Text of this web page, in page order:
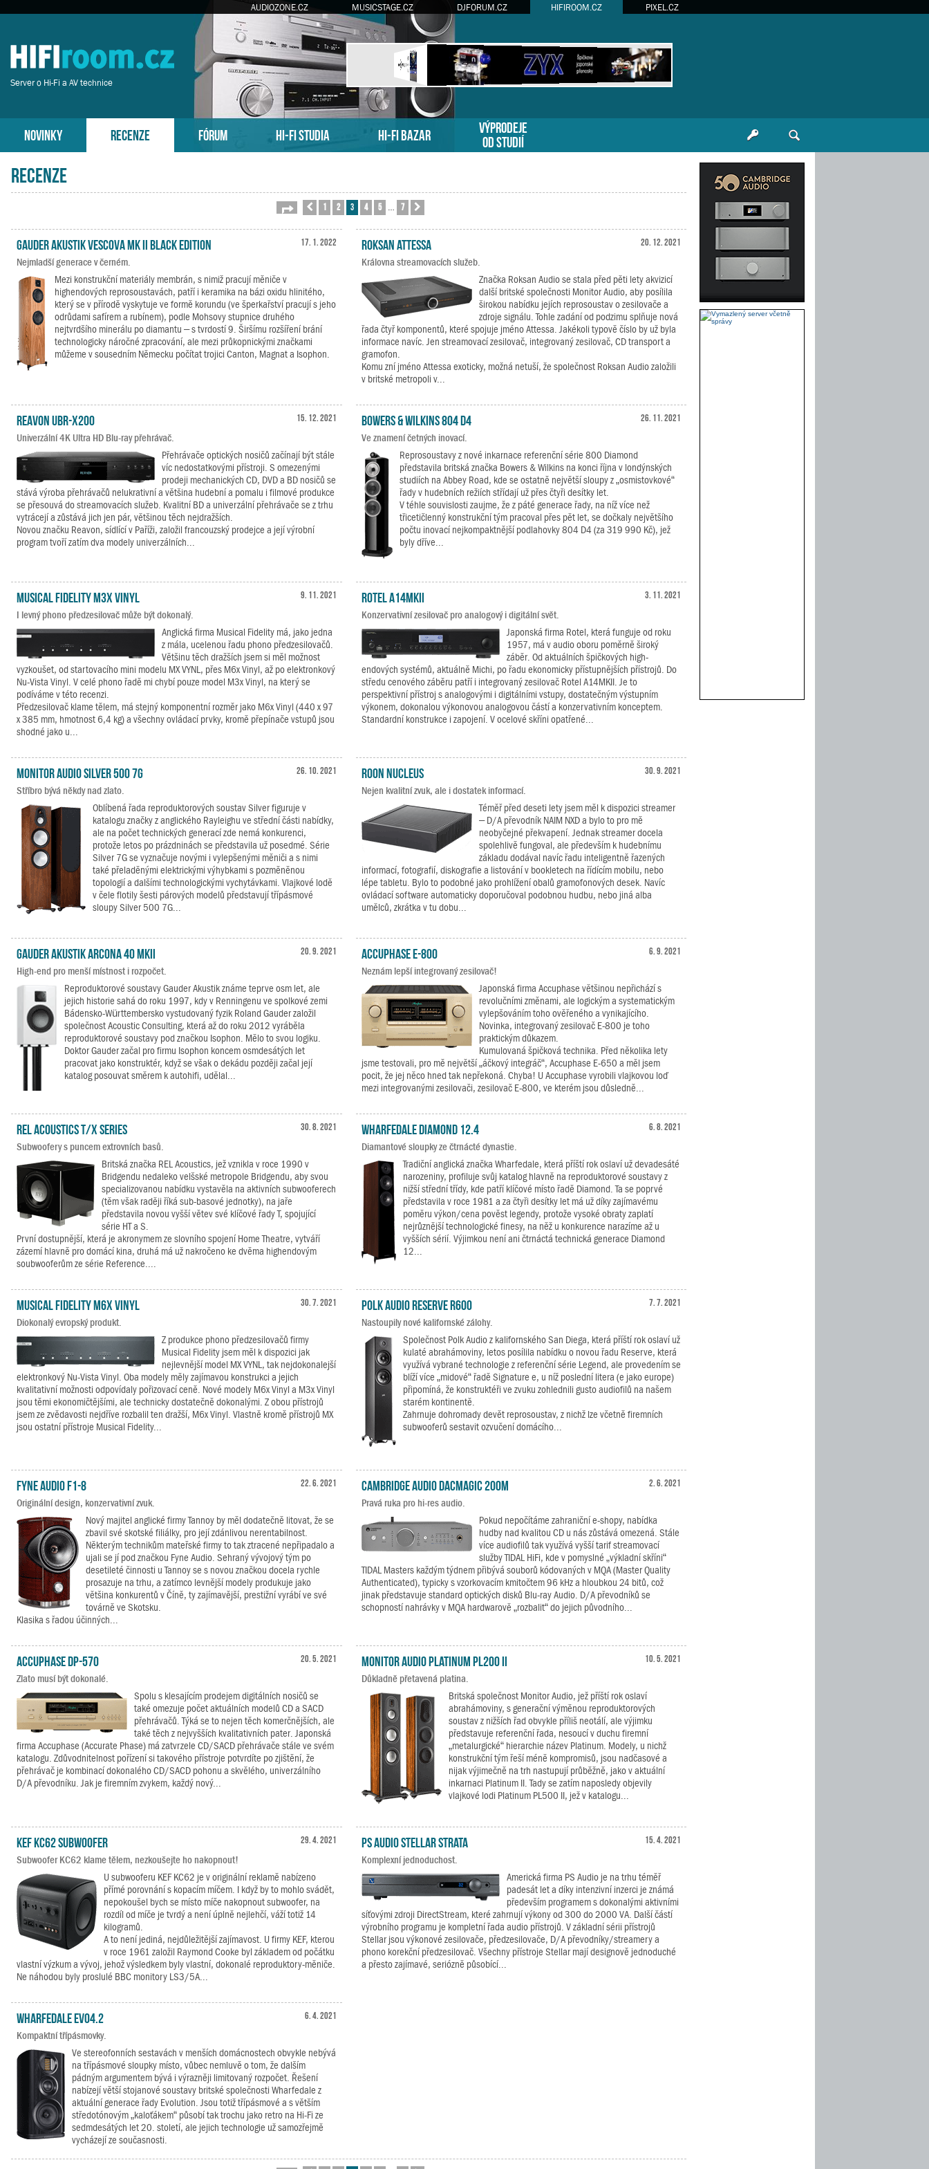
AUDIOZONE.CZ MUSICSTAGE.CZ DJFORUM.CZ HIFIROOM.CZ PIXEL.CZ
Server o Hi-Fi a AV technice
NOVINKY RECENZE FÓRUM HI-FI STUDIA HI-FI BAZAR
VÝPRODEJE
OD STUDIÍ
Recenze
Stránka zPředchozí
1 2 3 4 5 7
17. 1. 2022
Gauder Akustik Vescova MK II Black Edition
Nejmladší generace v černém.
Mezi konstrukční materiály membrán, s nimiž pracují měniče v
highendových reprosoustavách, patří i keramika na bázi oxidu hlinitého,
který se v přírodě vyskytuje ve formě korundu (ve šperkařství pracují s jeho
odrůdami safírem a rubínem), podle Mohsovy stupnice druhého
nejtvrdšího minerálu po diamantu – s tvrdostí 9. Širšímu rozšíření brání
technologicky náročné zpracování, ale mezi průkopnickými značkami
můžeme v sousedním Německu počítat trojici Canton, Magnat a Isophon.
20. 12. 2021
Roksan Attessa
Královna streamovacích služeb.
Značka Roksan Audio se stala před pěti lety akvizicí
další britské společnosti Monitor Audio, aby posílila
širokou nabídku jejích reprosoustav o zesilovače a
zdroje signálu. Tohle zadání od podzimu splňuje nová
řada čtyř komponentů, které spojuje jméno Attessa. Jakékoli typově číslo by už byla
informace navíc. Jen streamovací zesilovač, integrovaný zesilovač, CD transport a
gramofon.
Komu zní jméno Attessa exoticky, možná netuší, že společnost Roksan Audio založili
v britské metropoli v...
15. 12. 2021
Reavon UBR-X200
Univerzální 4K Ultra HD Blu-ray přehrávač.
Přehrávače optických nosičů začínají být stále
víc nedostatkovými přístroji. S omezenými
prodeji mechanických CD, DVD a BD nosičů se
stává výroba přehrávačů nelukrativní a většina hudební a pomalu i filmové produkce
se přesouvá do streamovacích služeb. Kvalitní BD a univerzální přehrávače se z trhu
vytrácejí a zůstává jich jen pár, většinou těch nejdražších.
Novou značku Reavon, sídlící v Paříži, založil francouzský prodejce a její výrobní
program tvoří zatím dva modely univerzálních...
26. 11. 2021
Bowers & Wilkins 804 D4
Ve znamení četných inovací.
Reprosoustavy z nové inkarnace referenční série 800 Diamond
představila britská značka Bowers & Wilkins na konci října v londýnských
studiích na Abbey Road, kde se ostatně největší sloupy z „osmistovkové“
řady v hudebních režiích střídají už přes čtyři desítky let.
V téhle souvislosti zaujme, že z páté generace řady, na níž více než
třicetičlenný konstrukční tým pracoval přes pět let, se dočkaly největšího
počtu inovací nejkompaktnější podlahovky 804 D4 (za 319 990 Kč), jež
byly dříve...
9. 11. 2021
Musical Fidelity M3x Vinyl
I levný phono předzesilovač může být dokonalý.
Anglická firma Musical Fidelity má, jako jedna
z mála, ucelenou řadu phono předzesilovačů.
Většinu těch dražších jsem si měl možnost
vyzkoušet, od startovacího mini modelu MX VYNL, přes M6x Vinyl, až po elektronkový
Nu-Vista Vinyl. V celé phono řadě mi chybí pouze model M3x Vinyl, na který se
podíváme v této recenzi.
Předzesilovač klame tělem, má stejný komponentní rozměr jako M6x Vinyl (440 x 97
x 385 mm, hmotnost 6,4 kg) a všechny ovládací prvky, kromě přepínače vstupů jsou
shodné jako u...
3. 11. 2021
Rotel A14MKII
Konzervativní zesilovač pro analogový i digitální svět.
Japonská firma Rotel, která funguje od roku
1957, má v audio oboru poměrně široký
záběr. Od aktuálních špičkových high-
endových systémů, aktuálně Michi, po řadu ekonomicky přístupnějších přístrojů. Do
středu cenového záběru patří i integrovaný zesilovač Rotel A14MKII. Je to
perspektivní přístroj s analogovými i digitálními vstupy, dostatečným výstupním
výkonem, dokonalou výkonovou analogovou částí a konzervativním konceptem.
Standardní konstrukce i zapojení. V ocelové skříni opatřené...
26. 10. 2021
Monitor Audio Silver 500 7G
Stříbro bývá někdy nad zlato.
Oblíbená řada reproduktorových soustav Silver figuruje v
katalogu značky z anglického Rayleighu ve střední části nabídky,
ale na počet technických generací zde nemá konkurenci,
protože letos po prázdninách se představila už posedmé. Série
Silver 7G se vyznačuje novými i vylepšenými měniči a s nimi
také přeladěnými elektrickými výhybkami s pozměněnou
topologií a dalšími technologickými vychytávkami. Vlajkové lodě
v čele flotily šesti párových modelů představují třípásmové
sloupy Silver 500 7G...
30. 9. 2021
Roon Nucleus
Nejen kvalitní zvuk, ale i dostatek informací.
Téměř před deseti lety jsem měl k dispozici streamer
– D/A převodník NAIM NXD a bylo to pro mě
neobyčejné překvapení. Jednak streamer docela
spolehlivě fungoval, ale především k hudebnímu
základu dodával navíc řadu inteligentně řazených
informací, fotografií, diskografie a listování v bookletech na řídícím mobilu, nebo
lépe tabletu. Bylo to podobné jako prohlížení obalů gramofonových desek. Navíc
ovládací software automaticky doporučoval podobnou hudbu, nebo jiná alba
umělců, zkrátka v tu dobu...
20. 9. 2021
Gauder Akustik Arcona 40 MKII
High-end pro menší místnost i rozpočet.
Reproduktorové soustavy Gauder Akustik známe teprve osm let, ale
jejich historie sahá do roku 1997, kdy v Renningenu ve spolkové zemi
Bádensko-Württembersko vystudovaný fyzik Roland Gauder založil
společnost Acoustic Consulting, která až do roku 2012 vyráběla
reproduktorové soustavy pod značkou Isophon. Mělo to svou logiku.
Doktor Gauder začal pro firmu Isophon koncem osmdesátých let
pracovat jako konstruktér, když se však o dekádu později začal její
katalog posouvat směrem k autohifi, udělal...
6. 9. 2021
Accuphase E-800
Neznám lepší integrovaný zesilovač!
Japonská firma Accuphase většinou nepřichází s
revolučními změnami, ale logickým a systematickým
vylepšováním toho ověřeného a vynikajícího.
Novinka, integrovaný zesilovač E-800 je toho
praktickým důkazem.
Kumulovaná špičková technika. Před několika lety
jsme testovali, pro mě největší „áčkový integráč“, Accuphase E-650 a měl jsem
pocit, že jej něco hned tak nepřekoná. Chyba! U Accuphase vyrobili vlajkovou loď
mezi integrovanými zesilovači, zesilovač E-800, ve kterém jsou důsledně...
30. 8. 2021
REL Acoustics T/x Series
Subwoofery s puncem extrovních basů.
Britská značka REL Acoustics, jež vznikla v roce 1990 v
Bridgendu nedaleko velšské metropole Bridgendu, aby svou
specializovanou nabídku vystavěla na aktivních subwooferech
(těm však raději říká sub-basové jednotky), na jaře
představila novou vyšší větev své klíčové řady T, spojující
série HT a S.
První dostupnější, která je akronymem ze slovního spojení Home Theatre, vytváří
zázemí hlavně pro domácí kina, druhá má už nakročeno ke dvěma highendovým
soubwooferům ze série Reference....
6. 8. 2021
Wharfedale Diamond 12.4
Diamantové sloupky ze čtrnácté dynastie.
Tradiční anglická značka Wharfedale, která příští rok oslaví už devadesáté
narozeniny, profiluje svůj katalog hlavně na reproduktorové soustavy z
nižší střední třídy, kde patří klíčové místo řadě Diamond. Ta se poprvé
představila v roce 1981 a za čtyři desítky let má už díky zajímavému
poměru výkon/cena pověst legendy, protože vysoké obraty zaplatí
nejrůznější technologické finesy, na něž u konkurence narazíme až u
vyšších sérií. Výjimkou není ani čtrnáctá technická generace Diamond
12...
30. 7. 2021
Musical Fidelity M6x Vinyl
Diokonalý evropský produkt.
Z produkce phono předzesilovačů firmy
Musical Fidelity jsem měl k dispozici jak
nejlevnější model MX VYNL, tak nejdokonalejší
elektronkový Nu-Vista Vinyl. Oba modely měly zajímavou konstrukci a jejich
kvalitativní možnosti odpovídaly pořizovací ceně. Nové modely M6x Vinyl a M3x Vinyl
jsou těmi ekonomičtějšími, ale technicky dostatečně dokonalými. Z obou přístrojů
jsem ze zvědavosti nejdříve rozbalil ten dražší, M6x Vinyl. Vlastně kromě přístrojů MX
jsou ostatní přístroje Musical Fidelity...
7. 7. 2021
Polk Audio Reserve R600
Nastoupily nové kalifornské zálohy.
Společnost Polk Audio z kalifornského San Diega, která příští rok oslaví už
kulaté abrahámoviny, letos posílila nabídku o novou řadu Reserve, která
využívá vybrané technologie z referenční série Legend, ale provedením se
blíží více „midové“ řadě Signature e, u níž poslední litera (e jako europe)
připomíná, že konstruktéři ve zvuku zohlednili gusto audiofilů na našem
starém kontinentě.
Zahrnuje dohromady devět reprosoustav, z nichž lze včetně firemních
subwooferů sestavit ozvučení domácího...
22. 6. 2021
Fyne Audio F1-8
Originální design, konzervativní zvuk.
Nový majitel anglické firmy Tannoy by měl dodatečně litovat, že se
zbavil své skotské filiálky, pro její zdánlivou nerentabilnost.
Některým technikům mateřské firmy to tak ztracené nepřipadalo a
ujali se jí pod značkou Fyne Audio. Sehraný vývojový tým po
desetileté činnosti u Tannoy se s novou značkou docela rychle
prosazuje na trhu, a zatímco levnější modely produkuje jako
většina konkurentů v Číně, ty zajímavější, prestižní vyrábí ve své
továrně ve Skotsku.
Klasika s řadou účinných...
2. 6. 2021
Cambridge Audio DacMagic 200M
Pravá ruka pro hi-res audio.
Pokud nepočítáme zahraniční e-shopy, nabídka
hudby nad kvalitou CD u nás zůstává omezená. Stále
více audiofilů tak využívá vyšší tarif streamovací
služby TIDAL HiFi, kde v pomyslné „výkladní skříni“
TIDAL Masters každým týdnem přibývá souborů kódovaných v MQA (Master Quality
Authenticated), typicky s vzorkovacím kmitočtem 96 kHz a hloubkou 24 bitů, což
jinak představuje standard optických disků Blu-ray Audio. D/A převodníků se
schopností nahrávky v MQA hardwarově „rozbalit“ do jejich původního...
20. 5. 2021
Accuphase DP-570
Zlato musí být dokonalé.
Spolu s klesajícím prodejem digitálních nosičů se
také omezuje počet aktuálních modelů CD a SACD
přehrávačů. Týká se to nejen těch komerčnějších, ale
také těch z nejvyšších kvalitativních pater. Japonská
firma Accuphase (Accurate Phase) má zatvrzele CD/SACD přehrávače stále ve svém
katalogu. Zdůvodnitelnost pořízení si takového přístroje potvrdíte po zjištění, že
přehrávač je kombinací dokonalého CD/SACD pohonu a skvělého, univerzálního
D/A převodníku. Jak je firemním zvykem, každý nový...
10. 5. 2021
Monitor Audio Platinum PL200 II
Důkladně přetavená platina.
Britská společnost Monitor Audio, jež příští rok oslaví
abrahámoviny, s generační výměnou reproduktorových
soustav z nižších řad obvykle příliš neotálí, ale výjimku
představuje referenční řada, nesoucí v duchu firemní
„metalurgické“ hierarchie název Platinum. Modely, u nichž
konstrukční tým řeší méně kompromisů, jsou nadčasové a
nijak výjimečně na trh nastupují průběžně, jako v aktuální
inkarnaci Platinum II. Tady se zatím naposledy objevily
vlajkové lodi Platinum PL500 II, jež v katalogu...
29. 4. 2021
KEF KC62 Subwoofer
Subwoofer KC62 klame tělem, nezkoušejte ho nakopnout!
U subwooferu KEF KC62 je v originální reklamě nabízeno
přímé porovnání s kopacím míčem. I když by to mohlo svádět,
nepokoušel bych se místo míče nakopnout subwoofer, na
rozdíl od míče je tvrdý a není úplně nejlehčí, váží totiž 14
kilogramů.
A to není jediná, nejdůležitější zajímavost. U firmy KEF, kterou
v roce 1961 založil Raymond Cooke byl základem od počátku
vlastní výzkum a vývoj, jehož výsledkem byly vlastní, dokonalé reproduktory-měniče.
Ne náhodou byly proslulé BBC monitory LS3/5A...
15. 4. 2021
PS Audio Stellar Strata
Komplexní jednoduchost.
Americká firma PS Audio je na trhu téměř
padesát let a díky intenzivní inzerci je známá
především programem s dokonalými aktivními
síťovými zdroji DirectStream, které zahrnují výkony od 300 do 2000 VA. Další částí
výrobního programu je kompletní řada audio přístrojů. V základní sérii přístrojů
Stellar jsou výkonové zesilovače, předzesilovače, D/A převodníky/streamery a
phono korekční předzesilovač. Všechny přístroje Stellar mají designově jednoduché
a přesto zajímavé, seriózně působící...
6. 4. 2021
Wharfedale EVO4.2
Kompaktní třípásmovky.
Ve stereofonních sestavách v menších domácnostech obvykle nebývá
na třípásmové sloupky místo, vůbec nemluvě o tom, že dalším
pádným argumentem bývá i výrazněji limitovaný rozpočet. Řešení
nabízejí větší stojanové soustavy britské společnosti Wharfedale z
aktuální generace řady Evolution. Jsou totiž třípásmové a s větším
středotónovým „kaloťákem“ působí tak trochu jako retro na Hi-Fi ze
sedmdesátých let 20. století, ale jejich technologie už samozřejmě
vycházejí ze současnosti.